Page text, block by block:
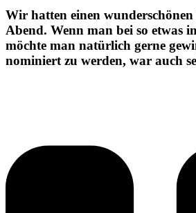
Wir hatten einen
Abend. Wenn man bei so etwas
möchte man natürlich gerne
nominiert zu werden, war auch